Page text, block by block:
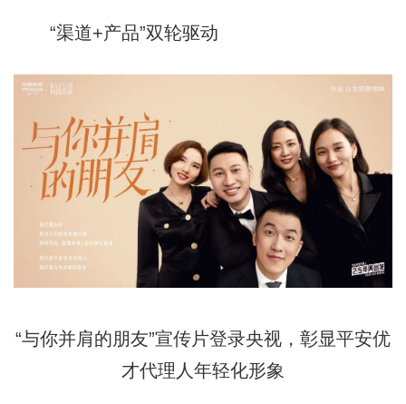
“渠道+产品”双轮驱动
“与你并肩的朋友”宣传片登录央视，彰显平安优
才代理人年轻化形象